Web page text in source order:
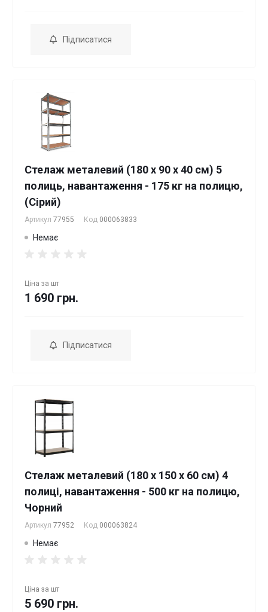
Підписатися
Стелаж металевий (180 х 90 х 40 см) 5
полиць, навантаження - 175 кг на полицю,
(Сірий)
Артикул 77955 Код 000063833
Немає
Ціна за шт
1 690 грн.
Підписатися
Стелаж металевий (180 x 150 x 60 см) 4
полиці, навантаження - 500 кг на полицю,
Чорний
Артикул 77952 Код 000063824
Немає
Ціна за шт
5 690 грн.